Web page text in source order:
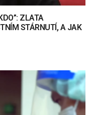
ZLATA
STÁRNUTÍ, A JAK